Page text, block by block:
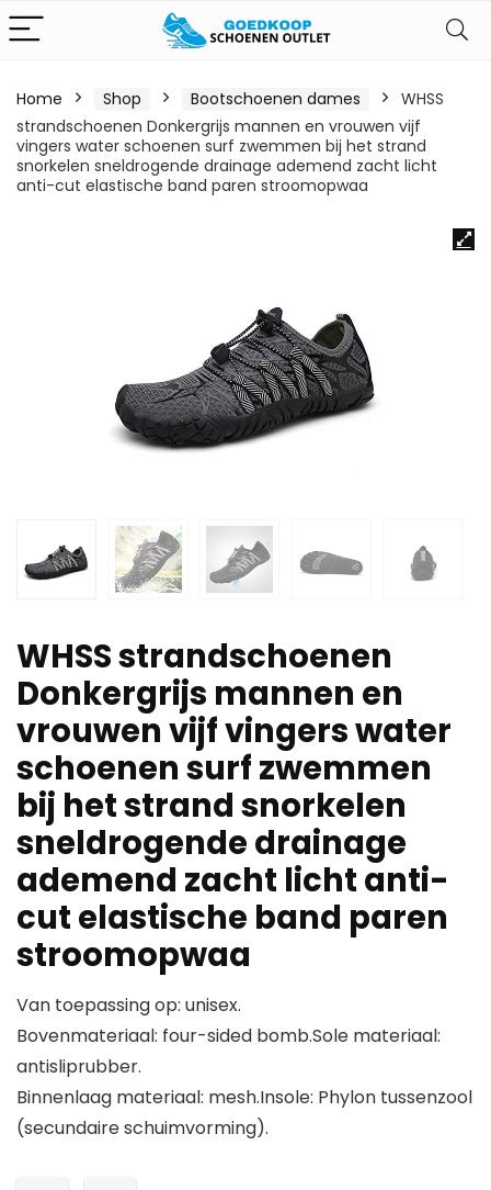
Home Shop Bootschoenen dames
WHSS
strandschoenen Donkergrijs mannen en vrouwen vijf
vingers water schoenen surf zwemmen bij het strand
snorkelen sneldrogende drainage ademend zacht licht
anti-cut elastische band paren stroomopwaa
WHSS strandschoenen
Donkergrijs mannen en
vrouwen vijf vingers water
schoenen surf zwemmen
bij het strand snorkelen
sneldrogende drainage
ademend zacht licht anti-
cut elastische band paren
stroomopwaa
Van toepassing op: unisex.
Bovenmateriaal: four-sided bomb.Sole materiaal:
antisliprubber.
Binnenlaag materiaal: mesh.Insole: Phylon tussenzool
(secundaire schuimvorming).